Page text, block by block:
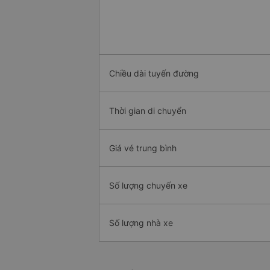
Chiều dài tuyến đường
Thời gian di chuyển
Giá vé trung bình
Số lượng chuyến xe
Số lượng nhà xe